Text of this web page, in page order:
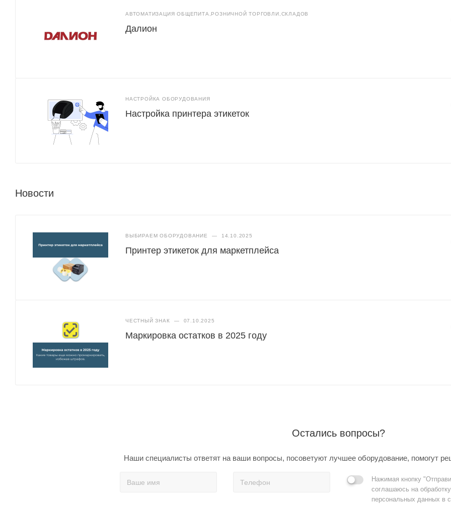
АВТОМАТИЗАЦИЯ ОБЩЕПИТА,РОЗНИЧНОЙ ТОРГОВЛИ,СКЛАДОВ
Далион
НАСТРОЙКА ОБОРУДОВАНИЯ
Настройка принтера этикеток
Новости
ВЫБИРАЕМ ОБОРУДОВАНИЕ — 14.10.2025
Принтер этикеток для маркетплейса
ЧЕСТНЫЙ ЗНАК — 07.10.2025
Маркировка остатков в 2025 году
Остались вопросы?
Наши специалисты ответят на ваши вопросы, посоветуют лучшее оборудование, помогут
Нажимая кнопку
соглашаюсь на
персональных данных в